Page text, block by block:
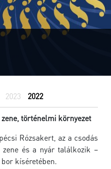
2023 2022
történelmi környezet
Rózsakert, az a csodás
és a nyár találkozik –
kíséretében.